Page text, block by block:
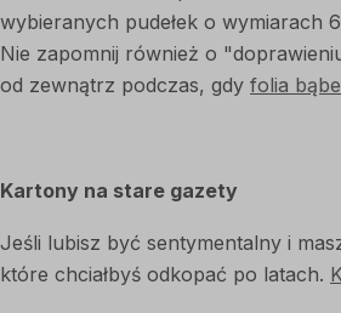
wybieranych pudełek o
Nie zapomnij również o
od zewnątrz podczas, gdy folia
Kartony na stare gazety
Jeśli lubisz być sentymentalny i
które chciałbyś odkopać po latach.